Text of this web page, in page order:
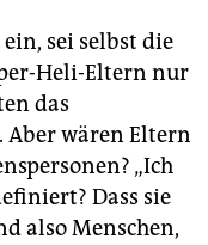
sei selbst die
Heli-Eltern nur
das
Aber wären Eltern
„Ich
Dass sie
also Menschen,